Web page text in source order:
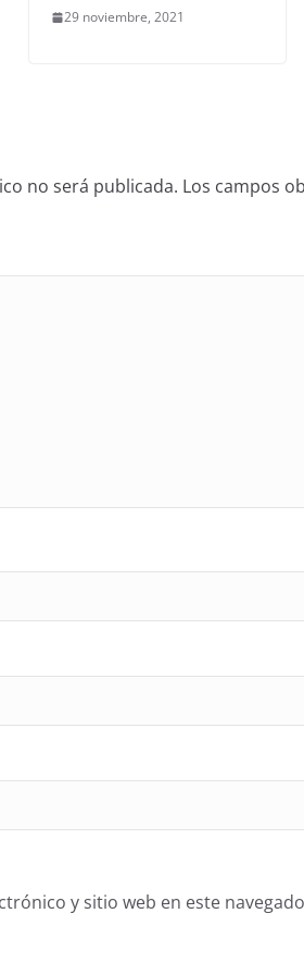
29 noviembre, 2021
no será publicada. Los campos
y sitio web en este